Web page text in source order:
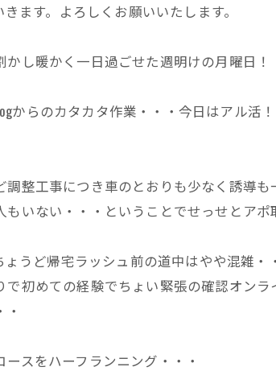
ます。よろしくお願いいたします。
し暖かく一日過ごせた週明けの月曜日！
からのカタカタ作業・・・今日はアル活！
整工事につき車のとおりも少なく誘導も
いない・・・ということでせっせとアポ
うど帰宅ラッシュ前の道中はやや混雑・
初めての経験でちょい緊張の確認オンラ
スをハーフランニング・・・